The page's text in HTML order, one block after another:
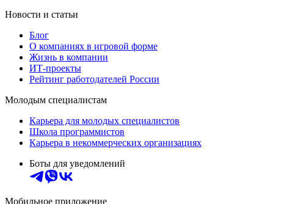
Новости и статьи
Блог
О компаниях в игровой форме
Жизнь в компании
ИТ-проекты
Рейтинг работодателей России
Молодым специалистам
Карьера для молодых специалистов
Школа программистов
Карьера в некоммерческих организациях
Боты для уведомлений
Мобильное приложение